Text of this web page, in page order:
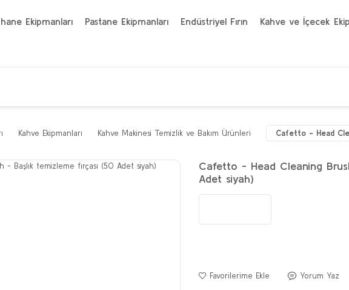
Ekipmanları Pastane Ekipmanları Endüstriyel Fırın Kahve ve İçecek
Kahve Ekipmanları Kahve Makinesi Temizlik ve Bakım Ürünleri Cafetto - Head
Cafetto - Head Cleaning
Adet siyah)
Yorum Yaz